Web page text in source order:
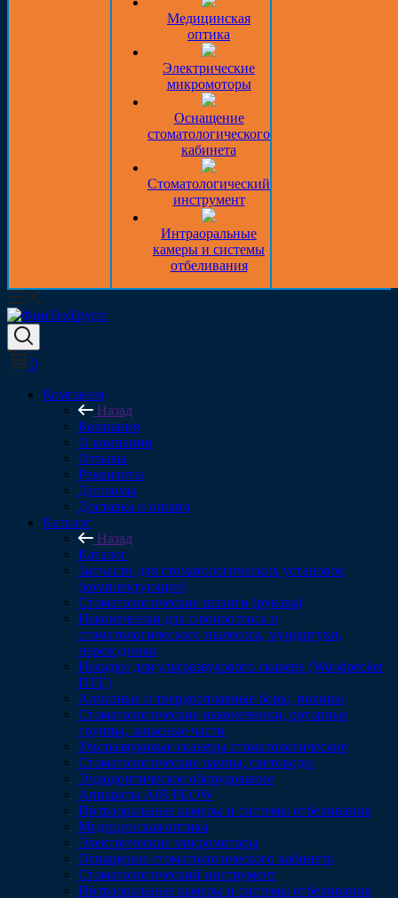
Медицинская
оптика
Электрические
микромоторы
Оснащение
стоматологического
кабинета
Стоматологический
инструмент
Интраоральные
камеры и системы
отбеливания
0
Компания
Назад
Компания
О компании
Отзывы
Реквизиты
Дипломы
Доставка и оплата
Каталог
Назад
Каталог
Запчасти для стоматологических установок
(комплектующие)
Стоматологические шланги (рукава)
Наконечники для слюноотсоса и
стоматологического пылесоса, мундштуки,
переходники
Насадки для ультразвукового скалера (Woodpecker
DTE)
Алмазные и твердосплавные боры, полиры
Стоматологические наконечники, роторные
группы, запасные части
Ультразвуковые скалеры стоматологические
Стоматологические лампы, световоды
Эндодонтическое оборудование
Аппараты AIR FLOW
Интраоральные камеры и системы отбеливания
Медицинская оптика
Электрические микромоторы
Оснащение стоматологического кабинета
Стоматологический инструмент
Интраоральные камеры и системы отбеливания